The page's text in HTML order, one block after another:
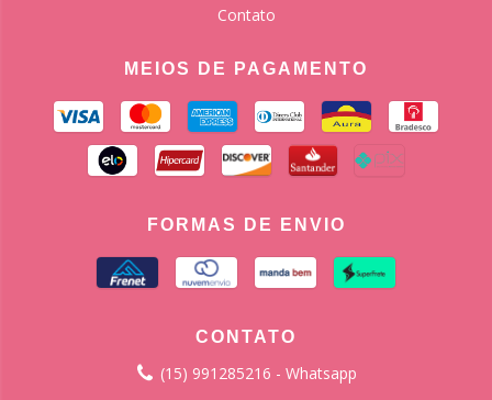
Contato
MEIOS DE PAGAMENTO
FORMAS DE ENVIO
CONTATO
(15) 991285216 - Whatsapp